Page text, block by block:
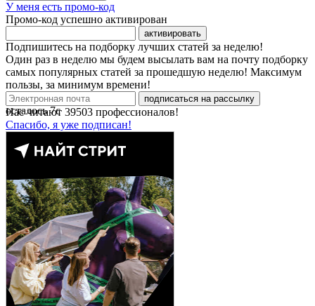
У меня есть промо-код
Промо-код успешно активирован
активировать
Подпишитесь на подборку лучших статей за неделю!
Один раз в неделю мы будем высылать вам на почту подборку
самых популярных статей за прошедшую неделю! Максимум
пользы, за минимум времени!
подписаться на рассылку
Нас читают 39503 профессионалов!
Спасибо, я уже подписан!
осталось7с